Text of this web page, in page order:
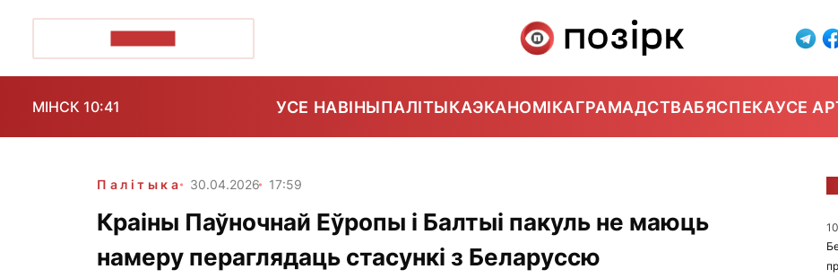
МІНСК 10:41 УСЕ НАВІНЫПАЛІТЫКАЭКАНОМІКАГРАМАДСТВАБЯСПЕКАУСЕ
Палітыка 30.04.2026 17:59
Краіны Паўночнай Еўропы і Балтыі пакуль не маюць
намеру пераглядаць стасункі з Беларуссю